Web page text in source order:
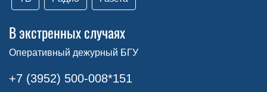
В экстренных случаях
Оперативный дежурный БГУ
+7 (3952) 500-008*151